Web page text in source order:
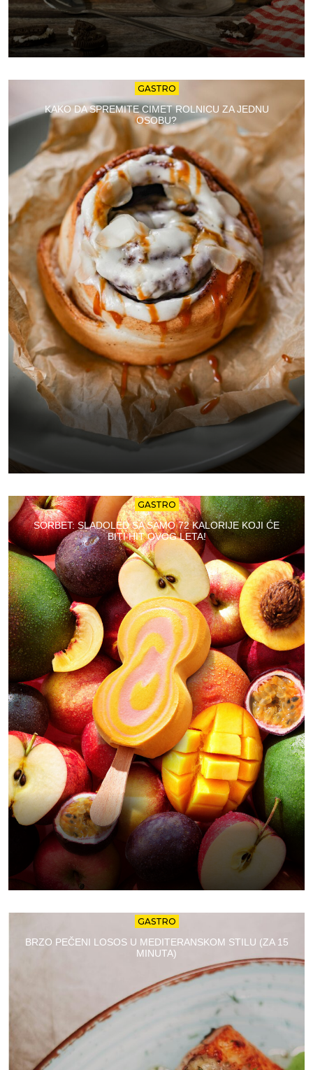
GASTRO
KAKO DA SPREMITE CIMET ROLNICU ZA JEDNU
OSOBU?
GASTRO
SORBET: SLADOLED SA SAMO 72 KALORIJE KOJI ĆE
BITI HIT OVOG LETA!
GASTRO
BRZO PEČENI LOSOS U MEDITERANSKOM STILU (ZA 15
MINUTA)